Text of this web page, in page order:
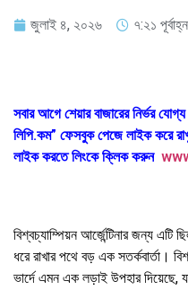
জুলাই ৪, ২০২৬ ৭:২১ পূর্বাহ্ন
সবার আগে শেয়ার বাজারের নির্ভর
লিপি.কম” ফেসবুক পেজে লাইক করে
লাইক করতে লিংকে ক্লিক করুন
বিশ্বচ্যাম্পিয়ন আর্জেন্টিনার জন্য
ধরে রাখার পথে বড় এক সতর্কবার্তা।
ভার্দে এমন এক লড়াই উপহার দিয়েছে,